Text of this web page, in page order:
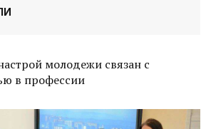
молодежи связан с
в профессии